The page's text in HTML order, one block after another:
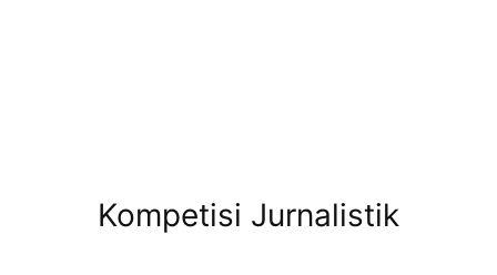
Kompetisi Jurnalistik